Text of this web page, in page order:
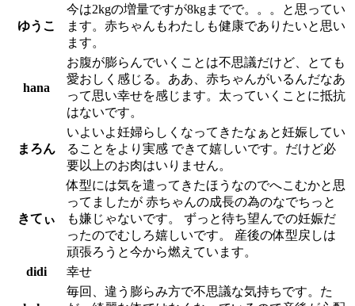
ゆうこ
今は2kgの増量ですが8kgまでで。。。と思ってい
ます。赤ちゃんもわたしも健康でありたいと思い
ます。
hana
お腹が膨らんでいくことは不思議だけど、とても
愛おしく感じる。ああ、赤ちゃんがいるんだなあ
って思い幸せを感じます。太っていくことに抵抗
はないです。
まろん
いよいよ妊婦らしくなってきたなぁと妊娠してい
ることをより実感 できて嬉しいです。だけど必
要以上のお肉はいりません。
きてぃ
体型には気を遣ってきたほうなのでへこむかと思
ってましたが 赤ちゃんの成長の為のなでちっと
も嫌じゃないです。 ずっと待ち望んでの妊娠だ
ったのでむしろ嬉しいです。 産後の体型戻しは
頑張ろうと今から燃えています。
didi
幸せ
毎回、違う膨らみ方で不思議な気持ちです。た